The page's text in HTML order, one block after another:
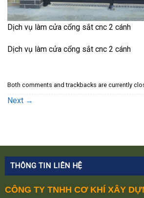
Dịch vụ làm cửa cổng sắt cnc 2 cánh
Dịch vụ làm cửa cổng sắt cnc 2 cánh
Both comments and trackbacks are currently
Next →
THÔNG TIN LIÊN HỆ
CÔNG TY TNHH CƠ KHÍ XÂY